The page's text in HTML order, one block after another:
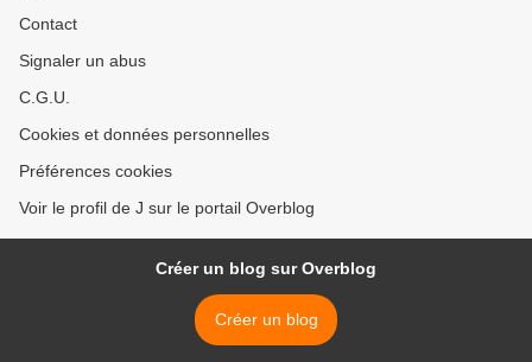
Contact
Signaler un abus
C.G.U.
Cookies et données personnelles
Préférences cookies
Voir le profil de J sur le portail Overblog
Créer un blog sur Overblog
Créer un blog